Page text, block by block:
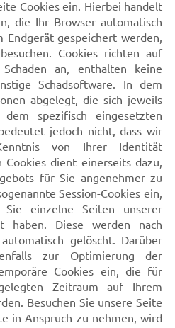
Cookies ein. Hierbei handelt
die Ihr Browser automatisch
gespeichert werden,
Cookies richten auf
an, enthalten keine
Schadsoftware. In dem
abgelegt, die sich jeweils
spezifisch eingesetzten
jedoch nicht, dass wir
von Ihrer Identität
dient einerseits dazu,
für Sie angenehmer zu
Session-Cookies ein,
einzelne Seiten unserer
haben. Diese werden nach
gelöscht. Darüber
zur Optimierung der
Cookies ein, die für
Zeitraum auf Ihrem
Besuchen Sie unsere Seite
in Anspruch zu nehmen, wird